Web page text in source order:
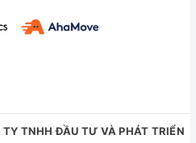
TY TNHH ĐẦU TƯ VÀ PHÁT TRIỂN